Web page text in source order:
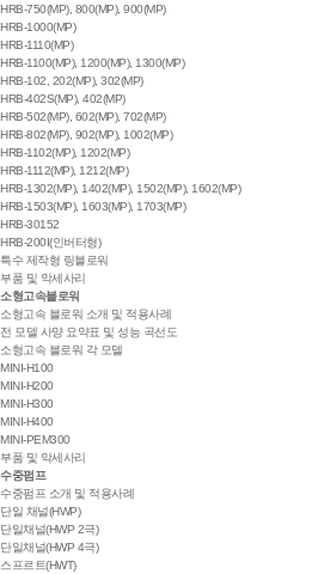
HRB-750(MP), 800(MP), 900(MP)
HRB-1000(MP)
HRB-1110(MP)
HRB-1100(MP), 1200(MP), 1300(MP)
HRB-102, 202(MP), 302(MP)
HRB-402S(MP), 402(MP)
HRB-502(MP), 602(MP), 702(MP)
HRB-802(MP), 902(MP), 1002(MP)
HRB-1102(MP), 1202(MP)
HRB-1112(MP), 1212(MP)
HRB-1302(MP), 1402(MP), 1502(MP), 1602(MP)
HRB-1503(MP), 1603(MP), 1703(MP)
HRB-30152
HRB-200I(인버터형)
특수 제작형 링블로워
부품 및 악세사리
소형고속블로워
소형고속 블로워 소개 및 적용사례
전 모델 사양 요약표 및 성능 곡선도
소형고속 블로워 각 모델
MINI-H100
MINI-H200
MINI-H300
MINI-H400
MINI-PEM300
부품 및 악세사리
수중펌프
수중펌프 소개 및 적용사례
단일 채널(HWP)
단일채널(HWP 2극)
단일채널(HWP 4극)
스프르트(HWT)